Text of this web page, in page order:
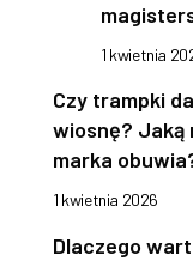
1 kwietnia
Czy trampki
wiosnę? Jaką
marka
1 kwietnia 2026
Dlaczego